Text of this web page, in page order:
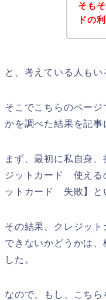
そも
ドの
と、考えている人も
そこでこちらのペー
かを調べた結果を記事
まず、最初に私自身
ジットカード 使える
ットカード 失敗】と
その結果、クレジッ
できないかどうかは
した。
なので、もし、こち